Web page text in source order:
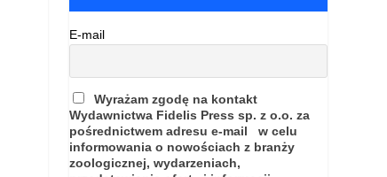
E-mail
Wyrażam zgodę na kontakt
Wydawnictwa Fidelis Press sp. z o.o. za
pośrednictwem adresu e-mail w celu
informowania o nowościach z branży
zoologicznej, wydarzeniach,